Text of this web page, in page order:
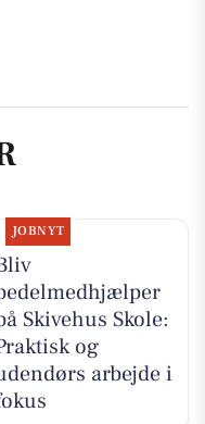
JOBNYT
Skivehus Skole:
og
arbejde i